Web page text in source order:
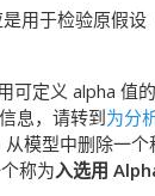
用于检验原假设
可定义 alpha 值
息，请转到为分
模型中删除一个
称为入选用